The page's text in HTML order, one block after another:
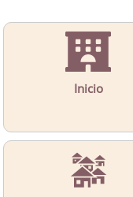
Inicio